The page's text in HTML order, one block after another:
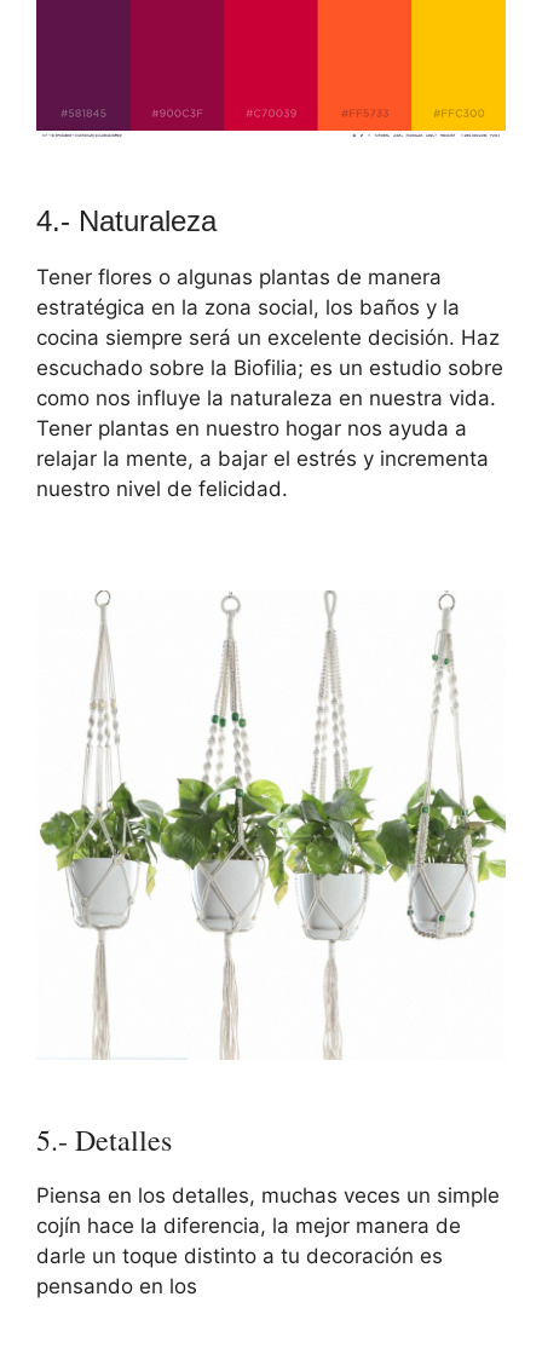
4.- Naturaleza
Tener flores o algunas plantas de manera
estratégica en la zona social, los baños y la
cocina siempre será un excelente decisión. Haz
escuchado sobre la Biofilia; es un estudio sobre
como nos influye la naturaleza en nuestra vida.
Tener plantas en nuestro hogar nos ayuda a
relajar la mente, a bajar el estrés y incrementa
nuestro nivel de felicidad.
5.- Detalles
Piensa en los detalles, muchas veces un simple
cojín hace la diferencia, la mejor manera de
darle un toque distinto a tu decoración es
pensando en los